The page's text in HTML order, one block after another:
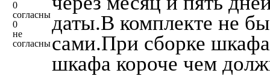
0
согласны
0
не
согласны
даты.В комплекте не
сами.При сборке шкафа
шкафа короче чем